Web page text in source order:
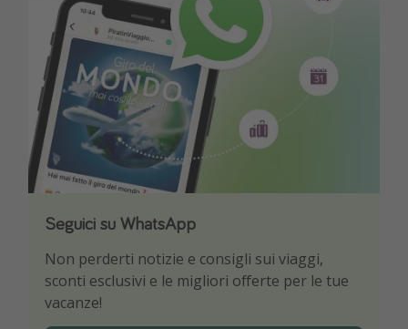
Seguici su WhatsApp
Non perderti notizie e consigli sui viaggi,
sconti esclusivi e le migliori offerte per le tue
vacanze!
Scarica la nostra App
Sii il primo a conoscere le migliori offerte di
viaggio